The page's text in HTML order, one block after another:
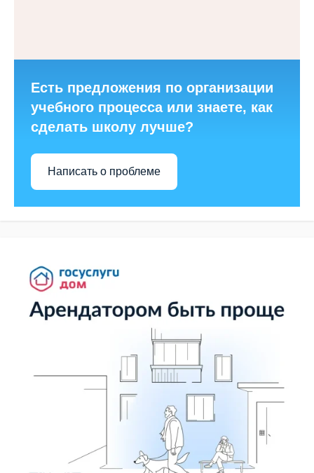
Есть предложения по организации
учебного процесса или знаете, как
сделать школу лучше?
Написать о проблеме